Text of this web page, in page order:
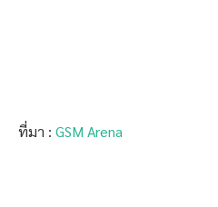
ที่มา : GSM Arena